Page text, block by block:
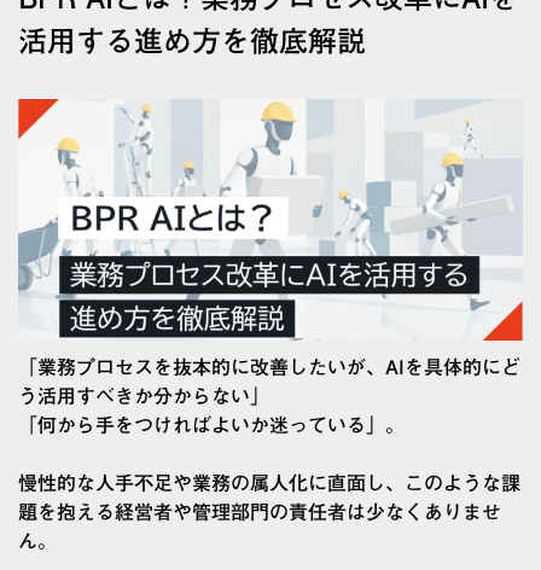
活用する進め方を徹底解説
「業務プロセスを抜本的に改善したいが、AIを具体的にど
う活用すべきか分からない」
「何から手をつければよいか迷っている」。
慢性的な人手不足や業務の属人化に直面し、このような課
題を抱える経営者や管理部門の責任者は少なくありませ
ん。